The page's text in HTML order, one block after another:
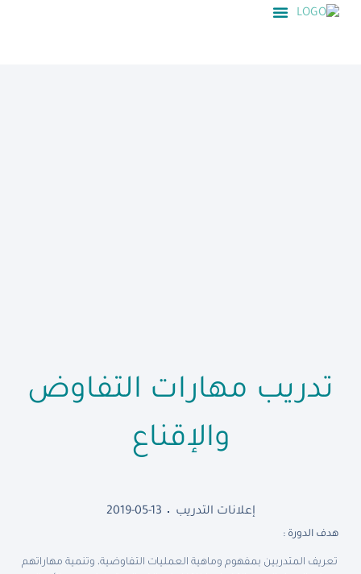
تدريب مهارات التفاوض
والإقناع
إعلانات التدريب 2019-05-13
هدف الدورة :
تعريف المتدربين بمفهوم وماهية العمليات التفاوضية، وتنمية مهاراتهم